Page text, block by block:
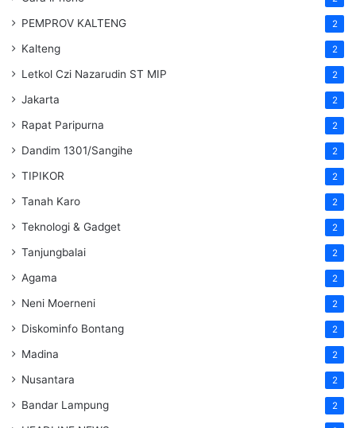
PEMPROV KALTENG 2
Kalteng 2
Letkol Czi Nazarudin ST MIP 2
Jakarta 2
Rapat Paripurna 2
Dandim 1301/Sangihe 2
TIPIKOR 2
Tanah Karo 2
Teknologi & Gadget 2
Tanjungbalai 2
Agama 2
Neni Moerneni 2
Diskominfo Bontang 2
Madina 2
Nusantara 2
Bandar Lampung 2